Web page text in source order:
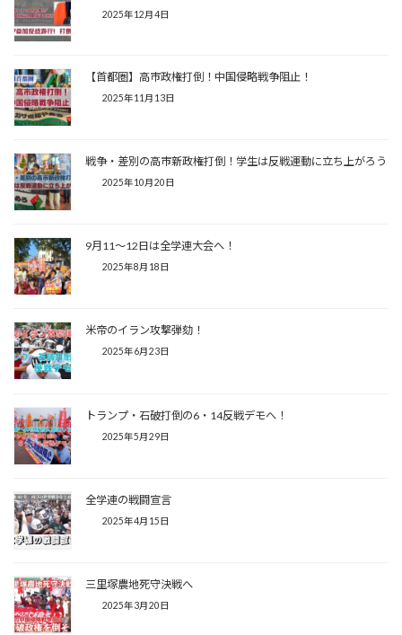
2025年12月4日
【首都圏】高市政権打倒！中国侵略戦争阻止！
2025年11月13日
戦争・差別の高市新政権打倒！学生は反戦運動に立ち上がろう
2025年10月20日
9月11～12日は全学連大会へ！
2025年8月18日
米帝のイラン攻撃弾劾！
2025年6月23日
トランプ・石破打倒の6・14反戦デモへ！
2025年5月29日
全学連の戦闘宣言
2025年4月15日
三里塚農地死守決戦へ
2025年3月20日